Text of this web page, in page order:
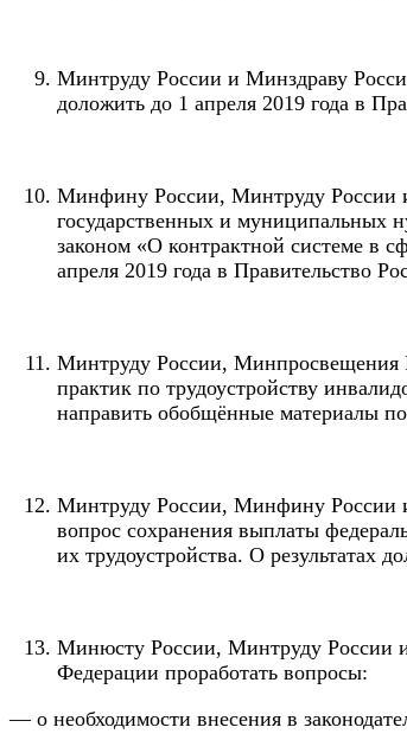
Минтруду России и Минздраву
доложить до 1 апреля 2019 года в
Минфину России, Минтруду России и
государственных и муниципальных
законом «О контрактной системе в
апреля 2019 года в Правительство
Минтруду России, Минпросвещения
практик по трудоустройству
направить обобщённые материалы
Минтруду России, Минфину России и
вопрос сохранения выплаты
их трудоустройства. О результатах
Минюсту России, Минтруду России и
Федерации проработать вопросы:
— о необходимости внесения в